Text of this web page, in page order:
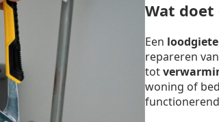
Wat doet
Een
repareren
tot
woning of